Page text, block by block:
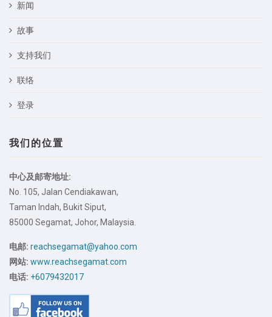
新闻
故事
支持我们
联络
登录
我们的位置
中心及邮寄地址:
No. 105, Jalan Cendiakawan,
Taman Indah, Bukit Siput,
85000 Segamat, Johor, Malaysia.
电邮: reachsegamat@yahoo.com
网站: www.reachsegamat.com
电话: +6079432017